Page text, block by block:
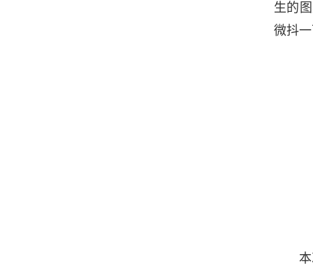
生的
微抖